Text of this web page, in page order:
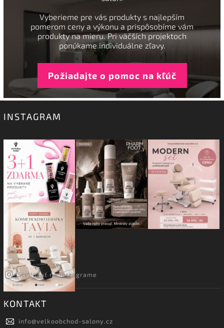
Vyberieme pre vás produkty s najlepším
pomerom ceny a výkonu a prispôsobíme vám
produkty na mieru. Pri väčších projektoch
ponúkame individuálne zľavy.
Požiadajte o pomoc na kľúč
INSTAGRAM
Sledovať na Instagrame
KONTAKT
info@velkoobchod-salony.cz